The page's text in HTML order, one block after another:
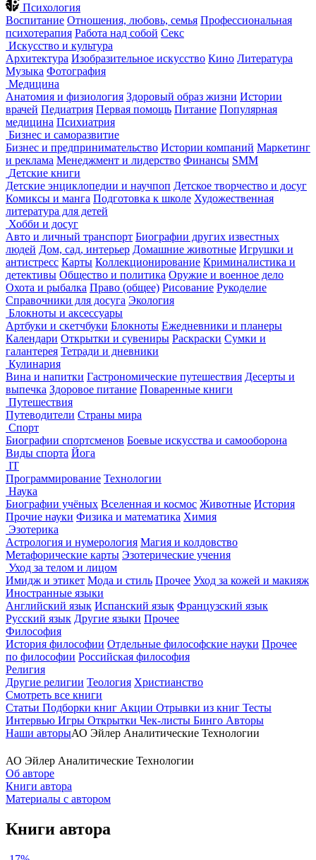
Психология
Воспитание Отношения, любовь, семья Профессиональная
психотерапия Работа над собой Секс
Искусство и культура
Архитектура Изобразительное искусство Кино Литература
Музыка Фотография
Медицина
Анатомия и физиология Здоровый образ жизни Истории
врачей Педиатрия Первая помощь Питание Популярная
медицина Психиатрия
Бизнес и саморазвитие
Бизнес и предпринимательство Истории компаний Маркетинг
и реклама Менеджмент и лидерство Финансы SMM
Детские книги
Детские энциклопедии и научпоп Детское творчество и досуг
Комиксы и манга Подготовка к школе Художественная
литература для детей
Хобби и досуг
Авто и личный транспорт Биографии других известных
людей Дом, сад, интерьер Домашние животные Игрушки и
антистресс Карты Коллекционирование Криминалистика и
детективы Общество и политика Оружие и военное дело
Охота и рыбалка Право (общее) Рисование Рукоделие
Справочники для досуга Экология
Блокноты и аксессуары
Артбуки и скетчбуки Блокноты Ежедневники и планеры
Календари Открытки и сувениры Раскраски Сумки и
галантерея Тетради и дневники
Кулинария
Вина и напитки Гастрономические путешествия Десерты и
выпечка Здоровое питание Поваренные книги
Путешествия
Путеводители Страны мира
Спорт
Биографии спортсменов Боевые искусства и самооборона
Виды спорта Йога
IT
Программирование Технологии
Наука
Биографии учёных Вселенная и космос Животные История
Прочие науки Физика и математика Химия
Эзотерика
Астрология и нумерология Магия и колдовство
Метафорические карты Эзотерические учения
Уход за телом и лицом
Имидж и этикет Мода и стиль Прочее Уход за кожей и макияж
Иностранные языки
Английский язык Испанский язык Французский язык
Русский язык Другие языки Прочее
Философия
История философии Отдельные философские науки Прочее
по философии Российская философия
Религия
Другие религии Теология Христианство
Смотреть все книги
Статьи Подборки книг Акции Отрывки из книг Тесты
Интервью Игры Открытки Чек-листы Бинго Авторы
Наши авторыАО Эйлер Аналитические Технологии
АО Эйлер Аналитические Технологии
Об авторе
Книги автора
Материалы с автором
Книги автора